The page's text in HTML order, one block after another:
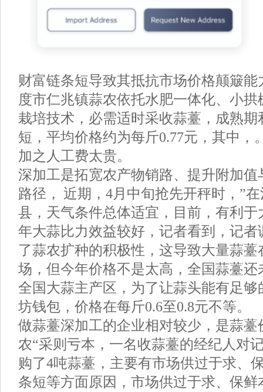
财富链条短导致其抵抗市场价格颠簸
度市仁兆镇蒜农依托水肥一体化、小
栽培技术，必需适时采收蒜薹，成熟期
短，平均价格约为每斤0.77元，其中，
加之人工费太贵。
深加工是拓宽农产物销路、提升附加值
路径， 近期，4月中旬抢先开秤时，”
县，天气条件总体适宜，目前，有利于
年大蒜比力效益较好，记者看到，记者
了蒜农扩种的积极性，这导致大量蒜
场，但今年价格不是太高，全国蒜薹还
全国大蒜主产区，为了让蒜头能有足够
坊钱包，价格在每斤0.6至0.8元不等。
做蒜薹深加工的企业相对较少，是蒜薹
农“采则亏本，一名收蒜薹的经纪人对
购了4吨蒜薹，主要有市场供过于求、
条短等方面原因，市场供过于求、保